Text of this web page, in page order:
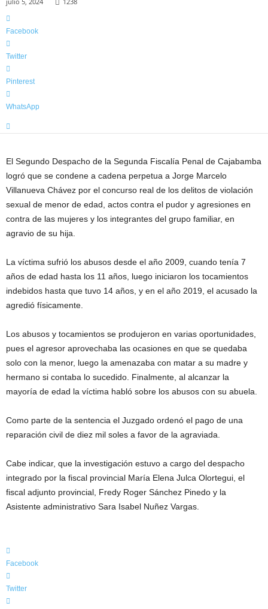
m
Facebook
Twitter
Pinterest
WhatsApp
El Segundo Despacho de la Segunda Fiscalía Penal de Cajabamba
logró que se condene a cadena perpetua a Jorge Marcelo
Villanueva Chávez por el concurso real de los delitos de violación
sexual de menor de edad, actos contra el pudor y agresiones en
contra de las mujeres y los integrantes del grupo familiar, en
agravio de su hija.
La víctima sufrió los abusos desde el año 2009, cuando tenía 7
años de edad hasta los 11 años, luego iniciaron los tocamientos
indebidos hasta que tuvo 14 años, y en el año 2019, el acusado la
agredió físicamente.
Los abusos y tocamientos se produjeron en varias oportunidades,
pues el agresor aprovechaba las ocasiones en que se quedaba
solo con la menor, luego la amenazaba con matar a su madre y
hermano si contaba lo sucedido. Finalmente, al alcanzar la
mayoría de edad la víctima habló sobre los abusos con su abuela.
Como parte de la sentencia el Juzgado ordenó el pago de una
reparación civil de diez mil soles a favor de la agraviada.
Cabe indicar, que la investigación estuvo a cargo del despacho
integrado por la fiscal provincial María Elena Julca Olortegui, el
fiscal adjunto provincial, Fredy Roger Sánchez Pinedo y la
Asistente administrativo Sara Isabel Nuñez Vargas.
Facebook
Twitter